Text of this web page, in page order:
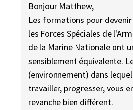
Bonjour Matthew,
Les formations pour
les Forces Spéciales de
de la Marine Nationale ont
sensiblement équivalente.
(environnement) dans
travailler, progresser, vous
revanche bien différent.